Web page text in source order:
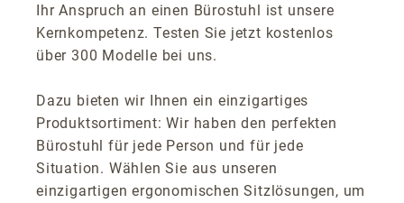
Ihr Anspruch an einen Bürostuhl ist unsere
Kernkompetenz. Testen Sie jetzt kostenlos
über 300 Modelle bei uns.
Dazu bieten wir Ihnen ein einzigartiges
Produktsortiment: Wir haben den perfekten
Bürostuhl für jede Person und für jede
Situation. Wählen Sie aus unseren
einzigartigen ergonomischen Sitzlösungen, um